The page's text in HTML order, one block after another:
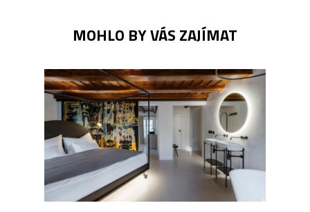
MOHLO BY VÁS ZAJÍMAT